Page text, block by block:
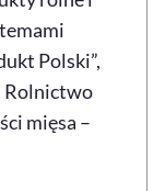
Polski”,
Rolnictwo
mięsa –